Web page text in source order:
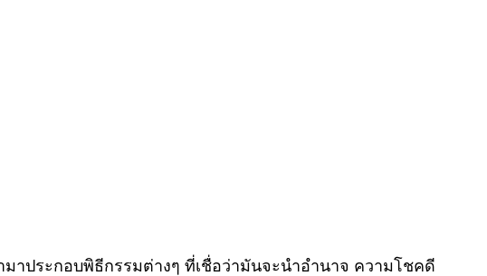
าประกอบพิธีกรรมต่างๆ ที่เชื่อว่ามันจะนำอำนาจ ความโชคดี